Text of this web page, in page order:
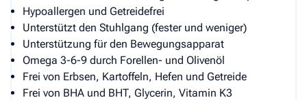
Hypoallergen und Getreidefrei
Unterstützt den Stuhlgang (fester und weniger)
Unterstützung für den Bewegungsapparat
Omega 3-6-9 durch Forellen- und Olivenöl
Frei von Erbsen, Kartoffeln, Hefen und Getreide
Frei von BHA und BHT, Glycerin, Vitamin K3